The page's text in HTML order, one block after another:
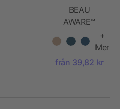
BEAU
AWARE™
Tvättad keps
med 6
paneler, 270
+
Mer
från 39,82 kr